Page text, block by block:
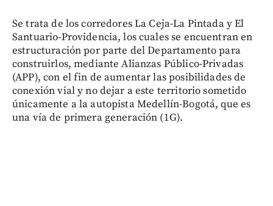
Se trata de los corredores La Ceja-La Pintada y El
Santuario-Providencia, los cuales se encuentran en
estructuración por parte del Departamento para
construirlos, mediante Alianzas Público-Privadas
(APP), con el fin de aumentar las posibilidades de
conexión vial y no dejar a este territorio sometido
únicamente a la autopista Medellín-Bogotá, que es
una vía de primera generación (1G).